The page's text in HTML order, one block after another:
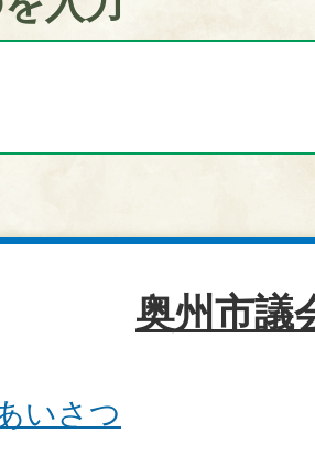
奥州市議
いさつ